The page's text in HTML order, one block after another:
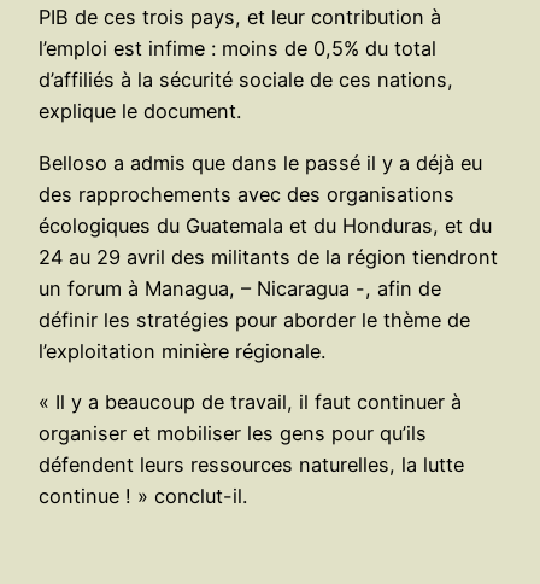
PIB de ces trois pays, et leur contribution à
l’emploi est infime : moins de 0,5% du total
d’affiliés à la sécurité sociale de ces nations,
explique le document.
Belloso a admis que dans le passé il y a déjà eu
des rapprochements avec des organisations
écologiques du Guatemala et du Honduras, et du
24 au 29 avril des militants de la région tiendront
un forum à Managua, – Nicaragua -, afin de
définir les stratégies pour aborder le thème de
l’exploitation minière régionale.
« Il y a beaucoup de travail, il faut continuer à
organiser et mobiliser les gens pour qu’ils
défendent leurs ressources naturelles, la lutte
continue ! » conclut-il.